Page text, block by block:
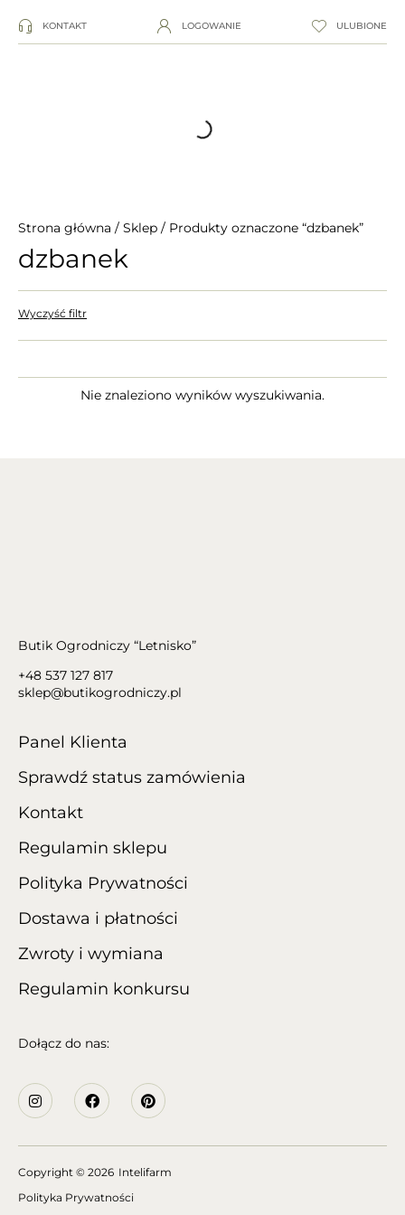
KONTAKT LOGOWANIE ULUBIONE
Strona główna / Sklep / Produkty oznaczone “dzbanek”
dzbanek
Wyczyść filtr
Nie znaleziono wyników wyszukiwania.
Butik Ogrodniczy “Letnisko”
+48 537 127 817
sklep@butikogrodniczy.pl
Panel Klienta
Sprawdź status zamówienia
Kontakt
Regulamin sklepu
Polityka Prywatności
Dostawa i płatności
Zwroty i wymiana
Regulamin konkursu
Dołącz do nas:
Copyright © 2026 Intelifarm
Polityka Prywatności